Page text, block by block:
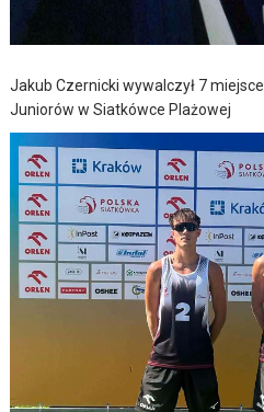
Jakub Czernicki wywalczył 7
Juniorów w Siatkówce Plażowej